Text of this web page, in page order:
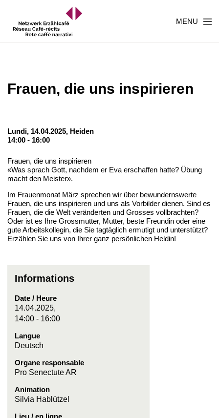
MENU
Frauen, die uns inspirieren
Lundi, 14.04.2025, Heiden
14:00 - 16:00
Frauen, die uns inspirieren
«Was sprach Gott, nachdem er Eva erschaffen hatte? Übung
macht den Meister».
Im Frauenmonat März sprechen wir über bewundernswerte
Frauen, die uns inspirieren und uns als Vorbilder dienen. Sind es
Frauen, die die Welt veränderten und Grosses vollbrachten?
Oder ist es Ihre Grossmutter, Mutter, beste Freundin oder eine
gute Arbeitskollegin, die Sie tagtäglich ermutigt und unterstützt?
Erzählen Sie uns von Ihrer ganz persönlichen Heldin!
Informations
Date / Heure
14.04.2025,
14:00 - 16:00
Langue
Deutsch
Organe responsable
Pro Senectute AR
Animation
Silvia Hablützel
Lieu / en ligne